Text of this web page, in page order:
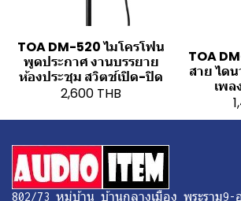
TOA DM-520 ไมโครโฟน
พูดประกาศ งานบรรยาย
ห้องประชุม สวิตช์เปิด-ปิด
2,600 THB
TOA
สาย ได
เพ
802/73 หมู่บ้าน บ้านกลางเมือง พระราม9-